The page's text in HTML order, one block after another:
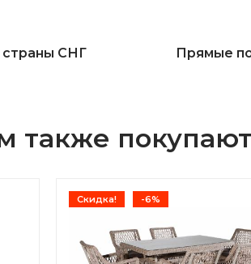
стола (36 см) для лаунж-зон,
страны СНГ Прямые
также покупают
Скидка! -6%